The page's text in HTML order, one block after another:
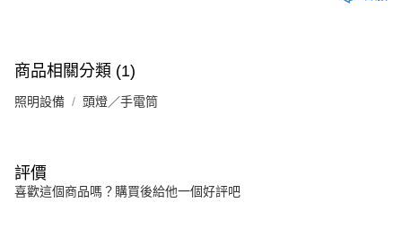
商品相關分類 (1)
照明設備 頭燈／手電筒
評價
喜歡這個商品嗎？購買後給他一個好評吧